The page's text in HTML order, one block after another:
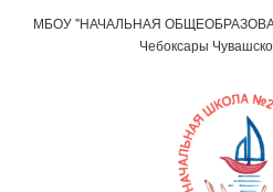
МБОУ "НАЧАЛЬНАЯ
Чебоксары